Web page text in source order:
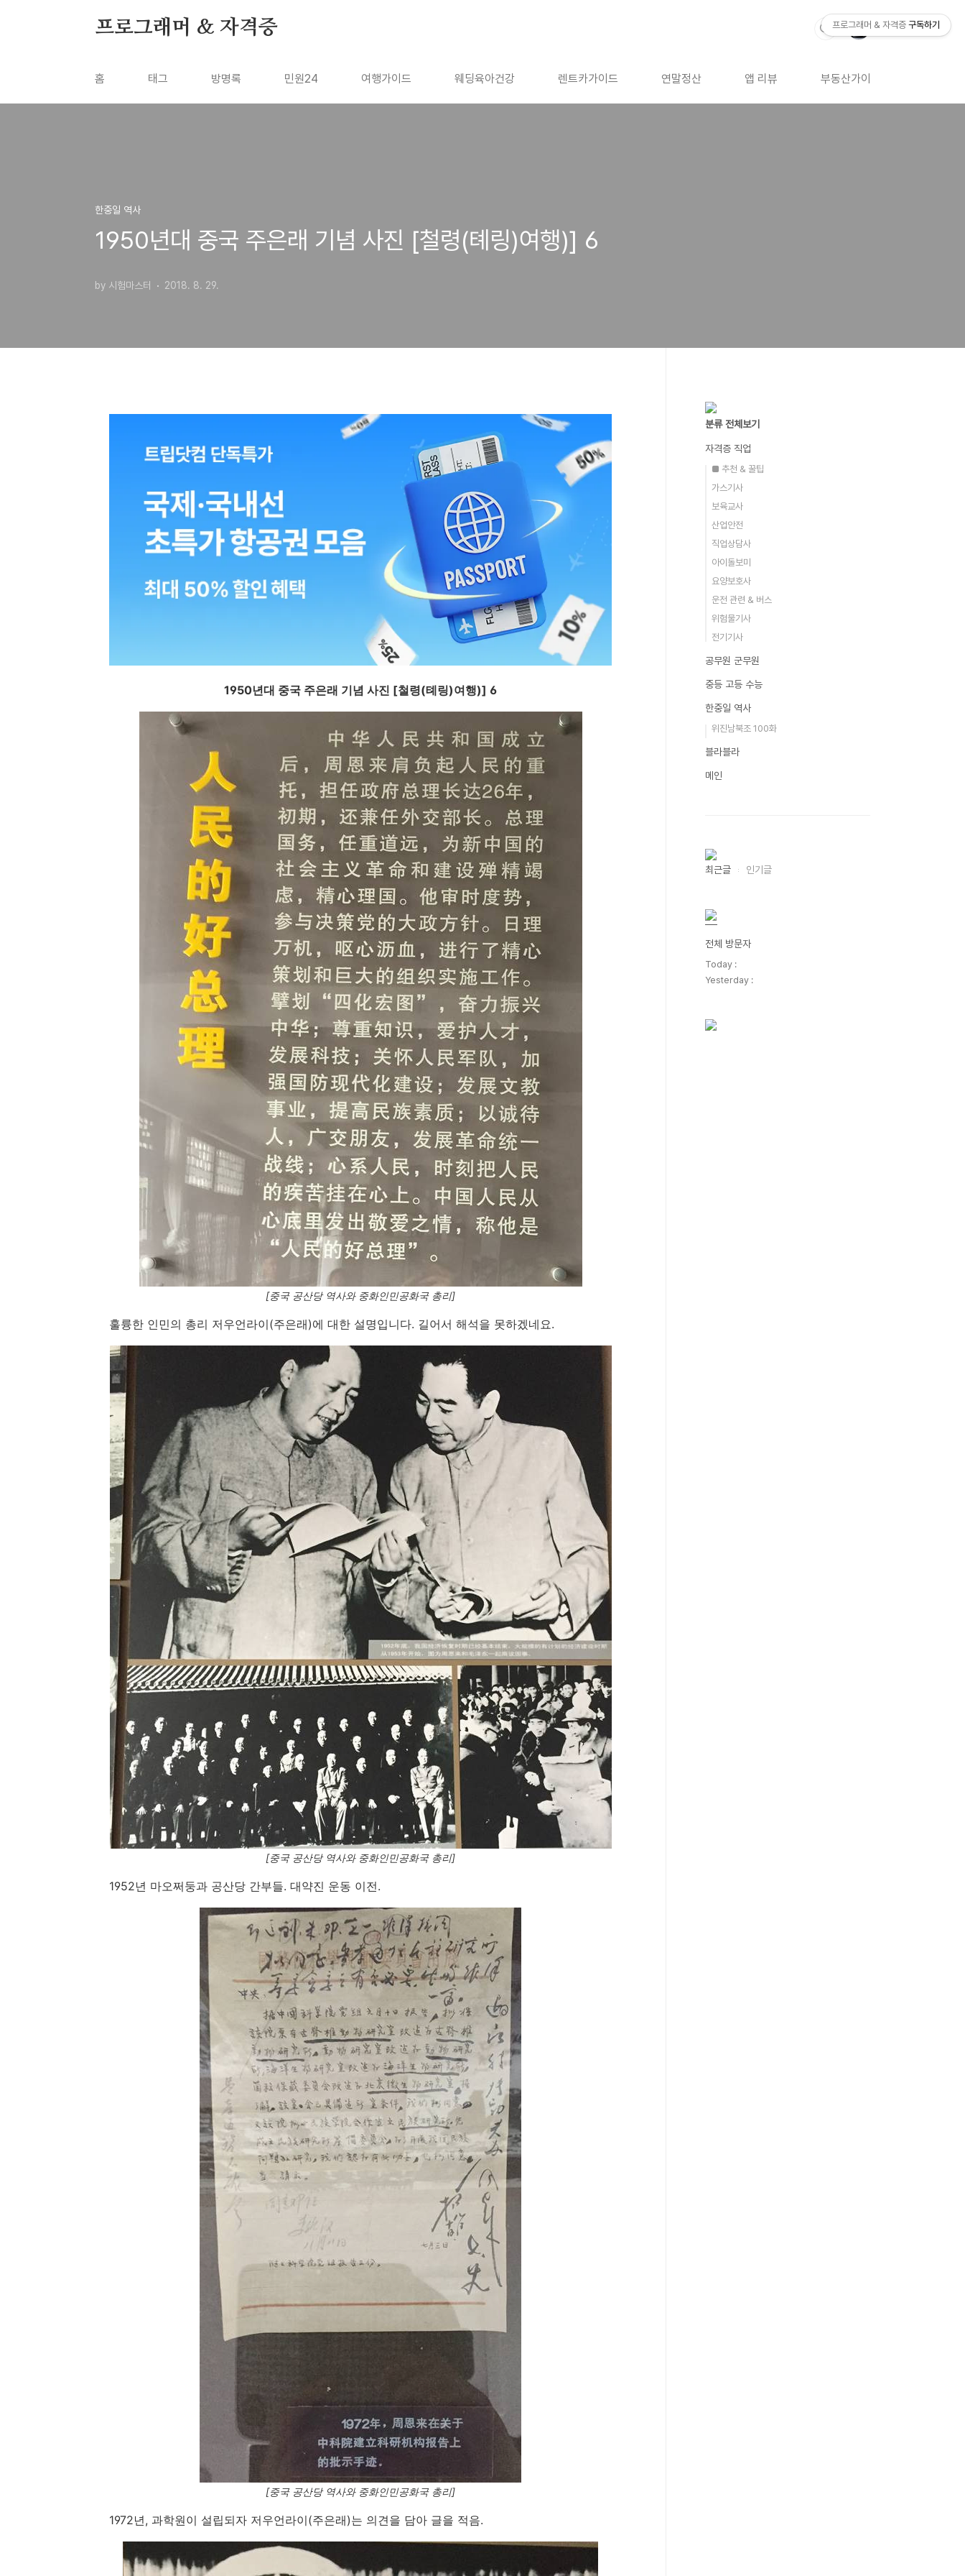
프로그래머 & 자격증
홈 태그 방명록 민원24 여행가이드 웨딩육아건강 렌트카가이드 연말정산 앱 리뷰 부동산가이드
한중일 역사
1950년대 중국 주은래 기념 사진 [철령(톄링)여행)] 6
by 시험마스터 2018. 8. 29.
1950년대 중국 주은래 기념 사진 [철령(톄링)여행)] 6
[중국 공산당 역사와 중화인민공화국 총리]
훌륭한 인민의 총리 저우언라이(주은래)에 대한 설명입니다. 길어서 해석을 못하겠네요.
[중국 공산당 역사와 중화인민공화국 총리]
1952년 마오쩌둥과 공산당 간부들. 대약진 운동 이전.
[중국 공산당 역사와 중화인민공화국 총리]
1972년, 과학원이 설립되자 저우언라이(주은래)는 의견을 담아 글을 적음.
분류 전체보기
자격증 직업
■ 추천 & 꿀팁
가스기사
보육교사
산업안전
직업상담사
아이돌보미
요양보호사
운전 관련 & 버스
위험물기사
전기기사
공무원 군무원
중등 고등 수능
한중일 역사
위진남북조 100화
블라블라
메인
최근글 인기글
전체 방문자
Today :
Yesterday :
프로그래머 & 자격증 구독하기